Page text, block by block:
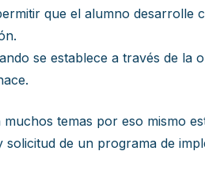
que el alumno desarrolle
se establece a través de la
temas por eso mismo
de un programa de